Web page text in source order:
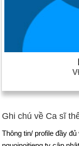
Ghi chú về Ca sĩ
Thông tin/ profile đầy